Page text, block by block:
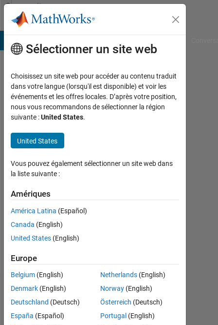
Passer au contenu
Community
Profile
Lang
Hu
Actif
2016
0
Following:
0
Follow
Tableau de bord
Statistiques
Sélectionner un site web
Choisissez un site web pour accéder au contenu traduit
dans votre langue (lorsqu'il est disponible) et voir les
événements et les offres locales. D’après votre position,
nous vous recommandons de sélectionner la région
suivante :United States.
United States
Vous pouvez également sélectionner un site web dans
la liste suivante :
Amériques
América Latina (Español)
Canada (English)
United States (English)
Europe
Belgium (English)
Denmark (English)
Deutschland (Deutsch)
España (Español)
Netherlands(English)
Norway(English)
Österreich (Deutsch)
Portugal (English)